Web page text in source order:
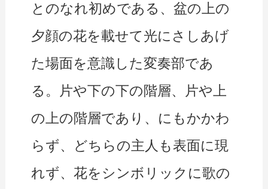
とのなれ初めである、盆の上の
夕顔の花を載せて光にさしあげ
た場面を意識した変奏部であ
る。片や下の下の階層、片や上
の上の階層であり、にもかかわ
らず、どちらの主人も表面に現
れず、花をシンボリックに歌の